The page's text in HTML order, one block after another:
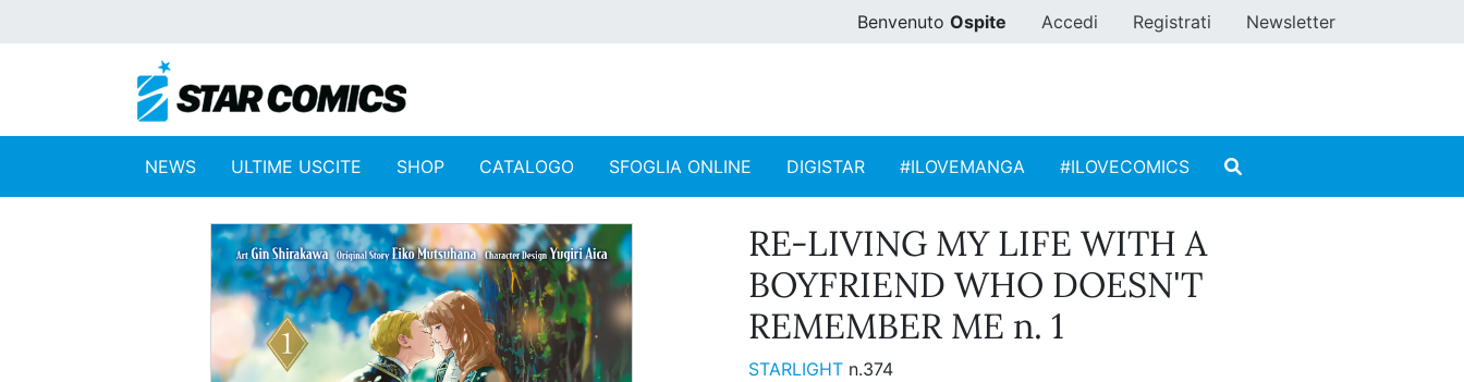
Benvenuto Ospite Accedi Registrati Newsletter
NEWS ULTIME USCITE SHOP CATALOGO SFOGLIA ONLINE DIGISTAR #ILOVEMANGA #ILOVECOMICS
RE-LIVING MY LIFE WITH A
BOYFRIEND WHO DOESN'T
REMEMBER ME n. 1
STARLIGHT n.374